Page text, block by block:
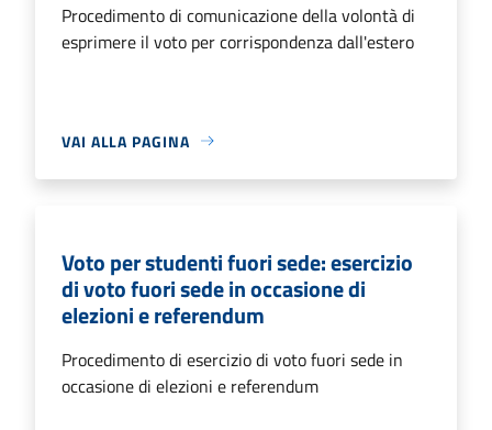
Procedimento di comunicazione della volontà di
esprimere il voto per corrispondenza dall'estero
VAI ALLA PAGINA
Voto per studenti fuori sede: esercizio
di voto fuori sede in occasione di
elezioni e referendum
Procedimento di esercizio di voto fuori sede in
occasione di elezioni e referendum